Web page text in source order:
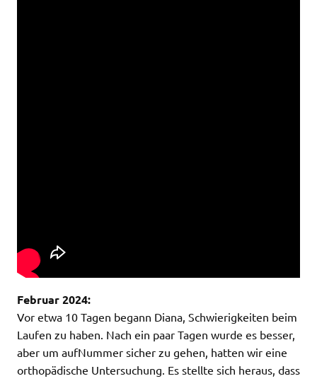
Februar 2024:
Vor etwa 10 Tagen begann Diana, Schwierigkeiten beim
Laufen zu haben. Nach ein paar Tagen wurde es besser,
aber um aufNummer sicher zu gehen, hatten wir eine
orthopädische Untersuchung. Es stellte sich heraus, dass